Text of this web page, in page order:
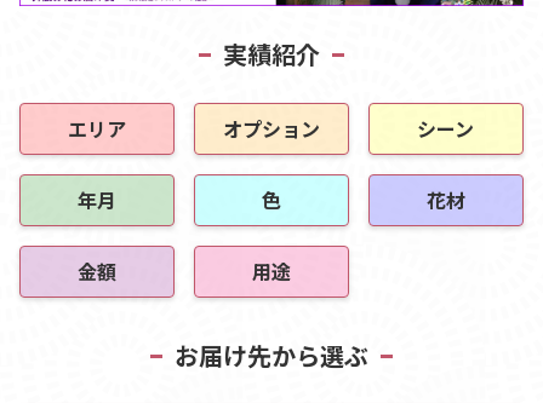
実績紹介
エリア オプション シーン
年月 色 花材
金額 用途
お届け先から選ぶ